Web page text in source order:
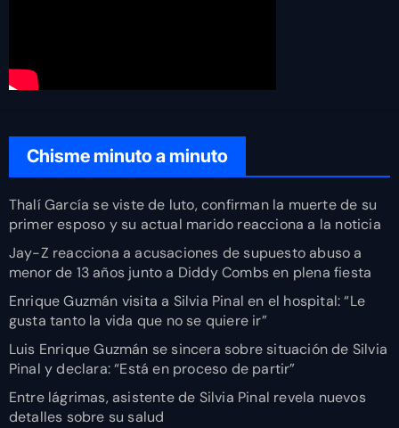
Chisme minuto a minuto
Thalí García se viste de luto, confirman la muerte de su
primer esposo y su actual marido reacciona a la noticia
Jay-Z reacciona a acusaciones de supuesto abuso a
menor de 13 años junto a Diddy Combs en plena fiesta
Enrique Guzmán visita a Silvia Pinal en el hospital: “Le
gusta tanto la vida que no se quiere ir”
Luis Enrique Guzmán se sincera sobre situación de Silvia
Pinal y declara: “Está en proceso de partir”
Entre lágrimas, asistente de Silvia Pinal revela nuevos
detalles sobre su salud